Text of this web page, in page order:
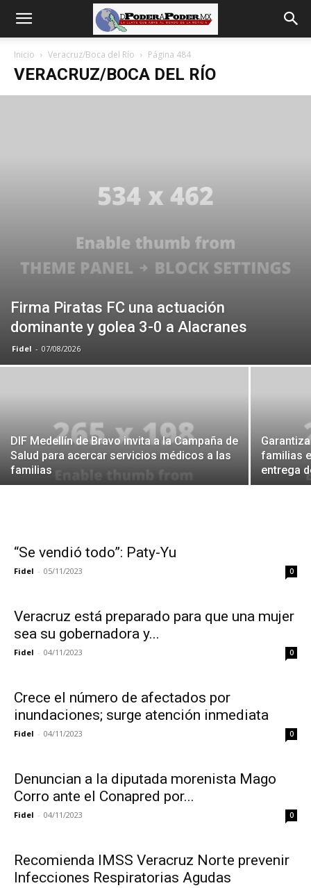
poder
Inicio Veracruz/Boca del Río Página 484
VERACRUZ/BOCA DEL RÍO
Firma Piratas FC una actuación
dominante y golea 3-0 a Alacranes
Fidel - 07/08/2026
DIF Medellín de Bravo invita a la Campaña de
Salud para acercar servicios médicos a las
familias
familias
entrega
“Se vendió todo”: Paty-Yu
Fidel - 05/11/2023 0
Veracruz está preparado para que una mujer
sea su gobernadora y...
Fidel - 04/11/2023 0
Crece el número de afectados por
inundaciones; surge atención inmediata
Fidel - 04/11/2023 0
Denuncian a la diputada morenista Mago
Corro ante el Conapred por...
Fidel - 04/11/2023 0
Recomienda IMSS Veracruz Norte prevenir
Infecciones Respiratorias Agudas